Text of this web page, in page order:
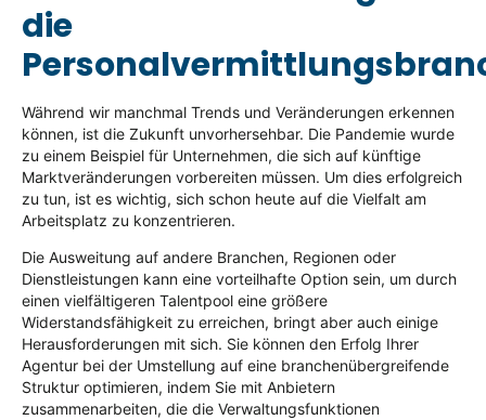
die
Während wir manchmal Trends und Veränderungen erkennen
können, ist die Zukunft unvorhersehbar. Die Pandemie wurde
zu einem Beispiel für Unternehmen, die sich auf künftige
Marktveränderungen vorbereiten müssen. Um dies erfolgreich
zu tun, ist es wichtig, sich schon heute auf die Vielfalt am
Arbeitsplatz zu konzentrieren.
Die Ausweitung auf andere Branchen, Regionen oder
Dienstleistungen kann eine vorteilhafte Option sein, um durch
einen vielfältigeren Talentpool eine größere
Widerstandsfähigkeit zu erreichen, bringt aber auch einige
Herausforderungen mit sich. Sie können den Erfolg Ihrer
Agentur bei der Umstellung auf eine branchenübergreifende
Struktur optimieren, indem Sie mit Anbietern
zusammenarbeiten, die die Verwaltungsfunktionen